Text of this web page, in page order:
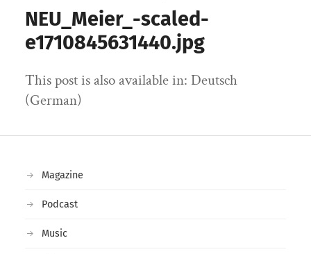
NEU_Meier_-scaled-
e1710845631440.jpg
This post is also available in: Deutsch
(German)
Magazine
Podcast
Music